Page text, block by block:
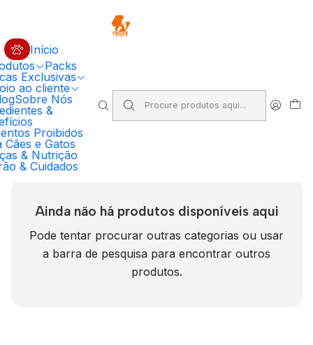
Início
Packs
Exclusivas
ao cliente
Sobre Nós
&
Proibidos
Cães e Gatos
& Nutrição
& Cuidados
🔥 5% DESCONTO EM COMPRAS SUPERIORES A 100€ EM RAÇÃO
PRIMORDIAL PARA CÃOCódigo: PRIMORDIAL5
Compre Agora
Ração Premium para Cães e Gatos | SportKane Loja Online
Alimentação Húmida Cão
Ainda não há produtos disponíveis aqui
Pode tentar procurar outras categorias ou usar
a barra de pesquisa para encontrar outros
produtos.